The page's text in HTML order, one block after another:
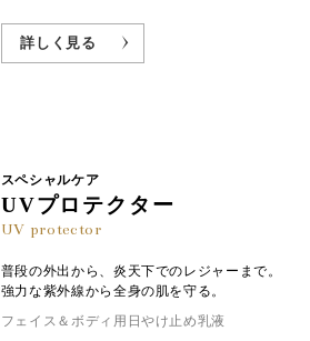
詳しく見る
スペシャルケア
UVプロテクター
UV protector
普段の外出から、炎天下でのレジャーまで。
強力な紫外線から全身の肌を守る。
フェイス＆ボディ用日やけ止め乳液